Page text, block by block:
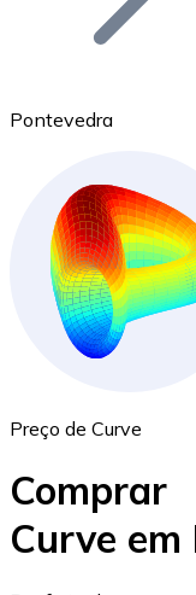
Ethereum
ETH
Pontevedra
Preço de Curve
Comprar
Curve